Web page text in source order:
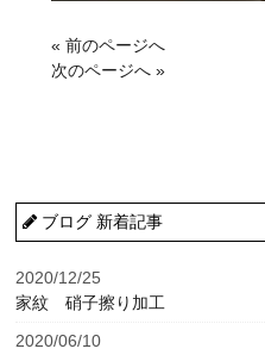
« 前のページへ
次のページへ »
ブログ 新着記事
2020/12/25
家紋 硝子擦り加工
2020/06/10